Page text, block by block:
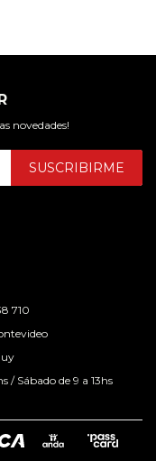
710
/ Sábado de 9 a 13hs
novedades!
SUSCRIBIRME